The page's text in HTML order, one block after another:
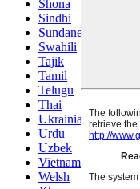
Shona
Sindhi
Sundanese
Swahili
Tajik
Tamil
Telugu
Thai
Ukrainian
Urdu
Uzbek
Vietnamese
Welsh